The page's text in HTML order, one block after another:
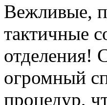
Вежливые,
тактичные
отделения!
огромный
процедур,